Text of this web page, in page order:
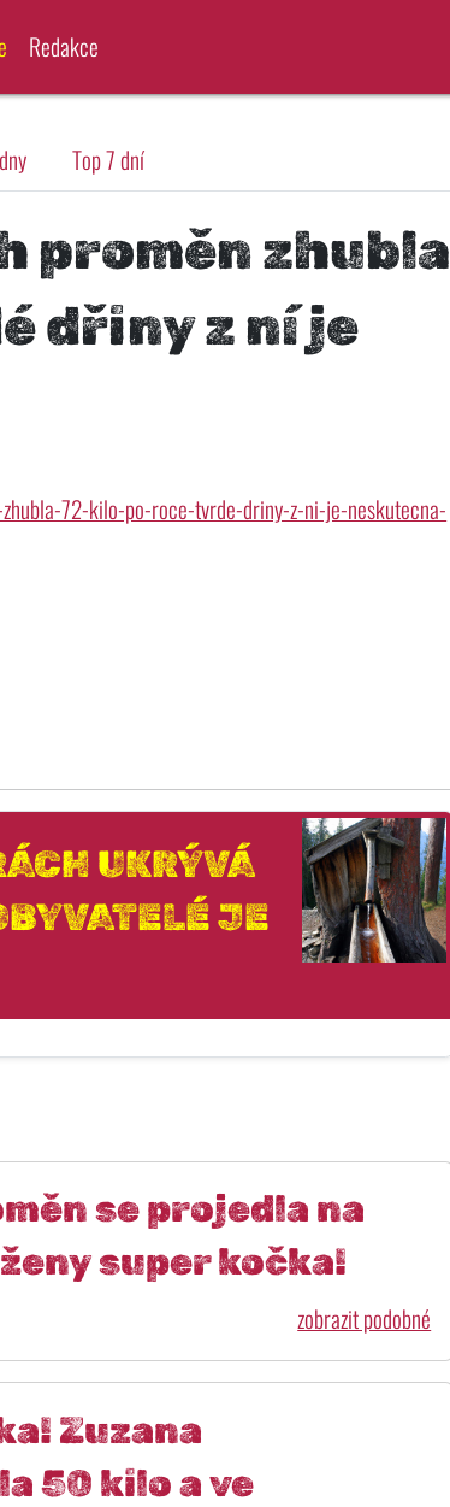
Redakce
Top 7 dní
proměn zhubla
dřiny z ní je
72-kilo-po-roce-tvrde-driny-z-ni-je-neskutecna-
UKRÝVÁ
JE
se projedla na
super kočka!
zobrazit podobné
Zuzana
50 kilo a ve